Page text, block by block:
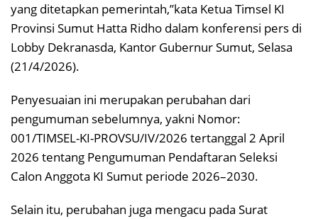
yang ditetapkan pemerintah,”kata Ketua Timsel KI
Provinsi Sumut Hatta Ridho dalam konferensi pers di
Lobby Dekranasda, Kantor Gubernur Sumut, Selasa
(21/4/2026).
Penyesuaian ini merupakan perubahan dari
pengumuman sebelumnya, yakni Nomor:
001/TIMSEL-KI-PROVSU/IV/2026 tertanggal 2 April
2026 tentang Pengumuman Pendaftaran Seleksi
Calon Anggota KI Sumut periode 2026–2030.
Selain itu, perubahan juga mengacu pada Surat